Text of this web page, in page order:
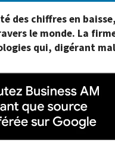
des chiffres en
le monde. La
qui, digérant